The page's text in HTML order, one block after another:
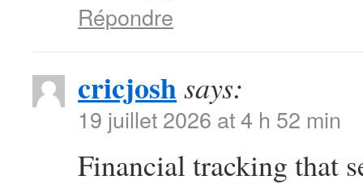
Répondre
cricjoshsays:
19 juillet 2026 at 4 h 52 min
Financial tracking that